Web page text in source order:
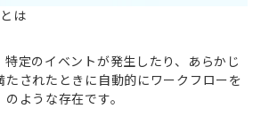
は
特定のイベントが発生したり、あらかじ
たされたときに自動的にワークフローを
ような存在です。